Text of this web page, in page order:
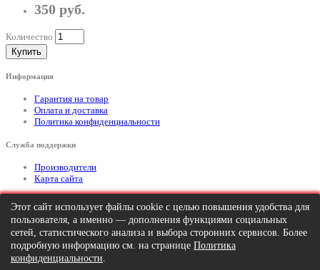
350 руб.
Количество
Купить
Информация
Гарантия на товар
Оплата и доставка
Политика конфиденциальности
Служба поддержки
Производители
Карта сайта
Дополнительно
Тел: +7 (495) 646-82-95 mailto:info@apexx.ru
Вся информация и цены на товар, размещенные на данном сайте, носят
информационный характер и ни при каких обстоятельствах не является
Этот сайт использует файлы cookie с целью повышения удобства для
пользователя, а именно — дополнения функциями социальных
сетей, статистического анализа и выбора сторонних сервисов. Более
подробную информацию см. на странице Политика
конфиденциальности.